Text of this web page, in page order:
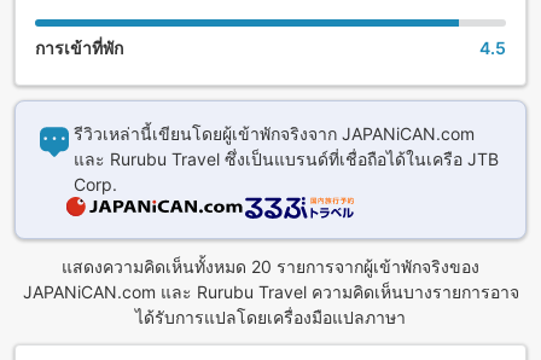
การเข้าที่พัก 4.5
รีวิวเหล่านี้เขียนโดยผู้เข้าพักจริงจาก JAPANiCAN.com
และ Rurubu Travel ซึ่งเป็นแบรนด์ที่เชื่อถือได้ในเครือ JTB
Corp.
แสดงความคิดเห็นทั้งหมด 20 รายการจากผู้เข้าพักจริงของ
JAPANiCAN.com และ Rurubu Travel ความคิดเห็นบางรายการอาจ
ได้รับการแปลโดยเครื่องมือแปลภาษา